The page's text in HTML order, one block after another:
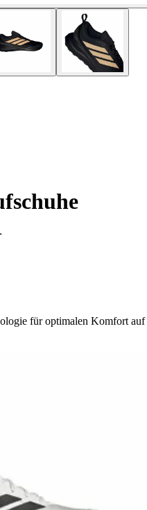
für optimalen Komfort auf